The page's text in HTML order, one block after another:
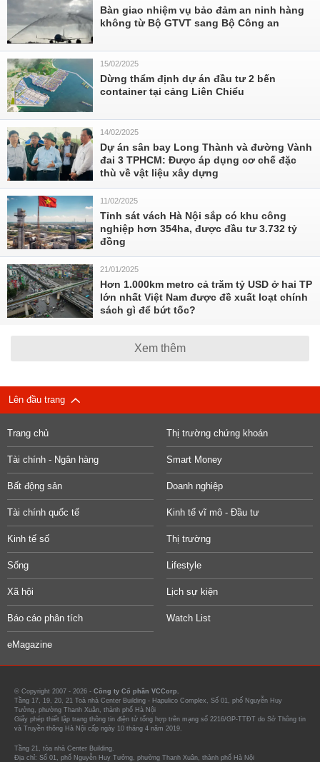
Bàn giao nhiệm vụ bảo đảm an ninh hàng
không từ Bộ GTVT sang Bộ Công an
15/02/2025
Dừng thẩm định dự án đầu tư 2 bến
container tại cảng Liên Chiểu
14/02/2025
Dự án sân bay Long Thành và đường Vành
đai 3 TPHCM: Được áp dụng cơ chế đặc
thù về vật liệu xây dựng
11/02/2025
Tỉnh sát vách Hà Nội sắp có khu công
nghiệp hơn 354ha, được đầu tư 3.732 tỷ
đồng
21/01/2025
Hơn 1.000km metro cả trăm tỷ USD ở hai TP
lớn nhất Việt Nam được đề xuất loạt chính
sách gì để bứt tốc?
Xem thêm
Lên đầu trang
Trang chủ Thị trường chứng khoán
Tài chính - Ngân hàng Smart Money
Bất động sản Doanh nghiệp
Tài chính quốc tế Kinh tế vĩ mô - Đầu tư
Kinh tế số Thị trường
Sống Lifestyle
Xã hội Lịch sự kiện
Báo cáo phân tích Watch List
eMagazine
© Copyright 2007 - 2026 - Công ty Cổ phần VCCorp.
Tầng 17, 19, 20, 21 Toà nhà Center Building - Hapulico Complex, Số 01, phố Nguyễn Huy
Tưởng, phường Thanh Xuân, thành phố Hà Nội
Giấy phép thiết lập trang thông tin điện tử tổng hợp trên mạng số 2216/GP-TTĐT do Sở Thông tin
và Truyền thông Hà Nội cấp ngày 10 tháng 4 năm 2019.
Tầng 21, tòa nhà Center Building.
Địa chỉ: Số 01, phố Nguyễn Huy Tưởng, phường Thanh Xuân, thành phố Hà Nội